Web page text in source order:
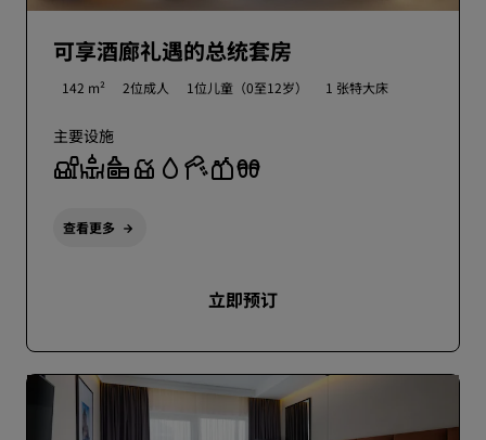
可享酒廊礼遇的总统套房
142 m² 2位成人 1位儿童（0至12岁） 1 张特大床
主要设施
查看更多
立即预订